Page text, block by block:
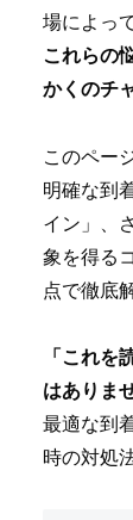
場によっ
これらの
かくのチ
このペー
明確な到
イン」、
象を得る
点で徹底
「これを
はありま
最適な到
時の対処